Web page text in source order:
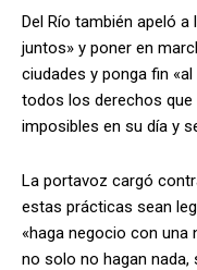
Del Río también apeló
juntos» y poner en
ciudades y ponga fin
todos los derechos que
imposibles en su día y
La portavoz cargó
estas prácticas sean
«haga negocio con una
no solo no hagan